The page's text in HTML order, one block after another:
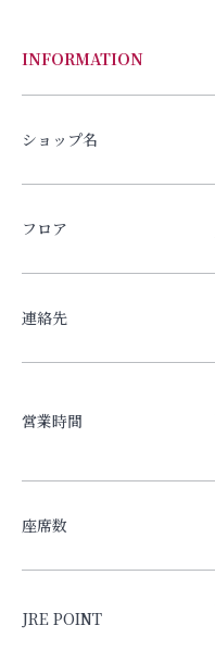
INFORMATION
ショップ名
フロア
連絡先
営業時間
座席数
JRE POINT